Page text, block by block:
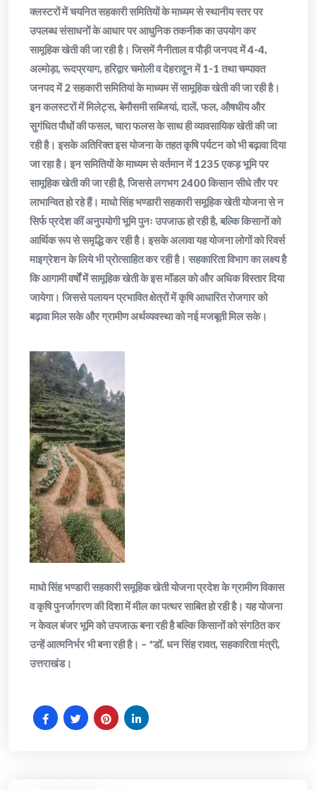
क्लस्टरों में चयनित सहकारी समितियों के माध्यम से स्थानीय स्तर पर
उपलब्ध संसाधनों के आधार पर आधुनिक तकनीक का उपयोग कर
सामूहिक खेती की जा रही है। जिसमें नैनीताल व पौड़ी जनपद में 4-4,
अल्मोड़ा, रूदप्रयाग, हरिद्वार चमोली व देहरादून में 1-1 तथा चम्पावत
जनपद में 2 सहकारी समितियां के माध्यम सें सामूहिक खेती की जा रही है।
इन कलस्टरों में मिलेट्स, बेमौसमी सब्जियां, दालें, फल, औषधीय और
सुगंधित पौधों की फसल, चारा फलस के साथ ही व्यावसायिक खेती की जा
रही है। इसके अतिरिक्त इस योजना के तहत कृषि पर्यटन को भी बढ़ावा दिया
जा रहा है। इन समितियों के माध्यम से वर्तमान में 1235 एकड़ भूमि पर
सामूहिक खेती की जा रही है, जिससे लगभग 2400 किसान सीधे तौर पर
लाभान्वित हो रहे हैं। माधो सिंह भण्डारी सहकारी समूहिक खेती योजना से न
सिर्फ प्रदेश कीं अनुपयोगी भूमि पुनः उपजाऊ हो रही है, बल्कि किसानों को
आर्थिक रूप से समृद्धि कर रही है। इसके अलावा यह योजना लोगों को रिवर्स
माइग्रेशन के लिये भी प्रोत्साहित कर रही है। सहकारिता विभाग का लक्ष्य है
कि आगामी वर्षों में सामूहिक खेती के इस मॉडल को और अधिक विस्तार दिया
जायेगा। जिससे पलायन प्रभावित क्षेत्रों में कृषि आधारित रोजगार को
बढ़ावा मिल सके और ग्रामीण अर्थव्यवस्था को नई मजबूती मिल सके।
माधो सिंह भण्डारी सहकारी समूहिक खेती योजना प्रदेश के ग्रामीण विकास
व कृषि पुनर्जागरण की दिशा में मील का पत्थर साबित हो रही है। यह योजना
न केवल बंजर भूमि को उपजाऊ बना रही है बल्कि किसानों को संगठित कर
उन्हें आत्मनिर्भर भी बना रही है। – *डॉ. धन सिंह रावत, सहकारिता मंत्री,
उत्तराखंड।